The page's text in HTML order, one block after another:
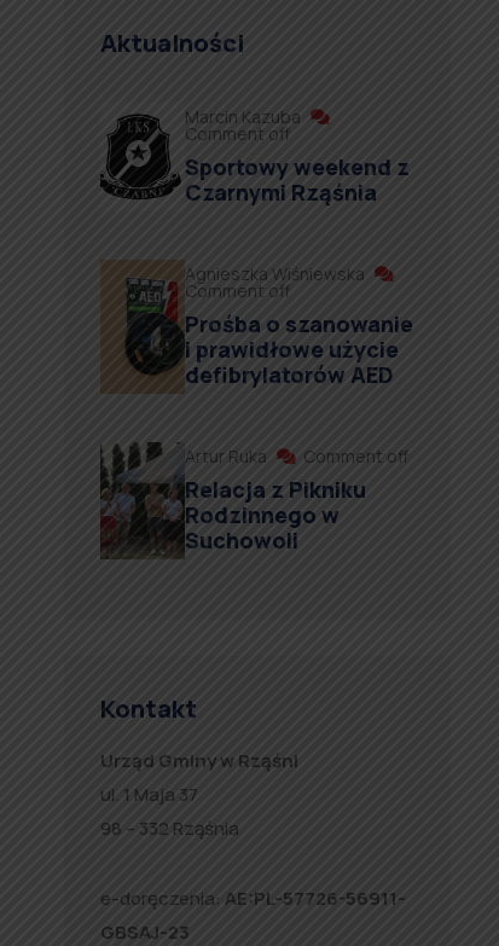
Aktualności
Marcin Kazuba
Comment off
Sportowy weekend z
Czarnymi Rząśnia
Agnieszka Wiśniewska
Comment off
Prośba o szanowanie
i prawidłowe użycie
defibrylatorów AED
Artur Ruka Comment off
Relacja z Pikniku
Rodzinnego w
Suchowoli
Kontakt
Urząd Gminy w Rząśni
ul. 1 Maja 37
98 – 332 Rząśnia
e-doręczenia: AE:PL-57726-56911-
GBSAJ-23